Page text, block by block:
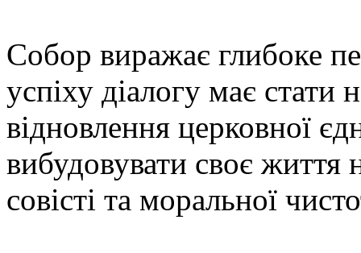
Собор виражає глибоке
успіху діалогу має стати
відновлення церковної
вибудовувати своє життя
совісті та моральної